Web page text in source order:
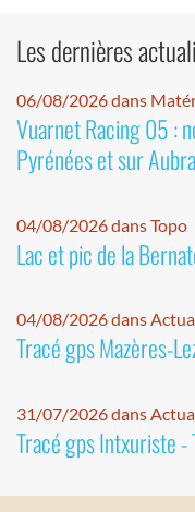
Les dernières
06/08/2026 dans
Vuarnet Racing 05 :
Pyrénées et sur
04/08/2026 dans Topo
Lac et pic de la
04/08/2026 dans
Tracé gps Mazères-
31/07/2026 dans
Tracé gps Intxuriste -